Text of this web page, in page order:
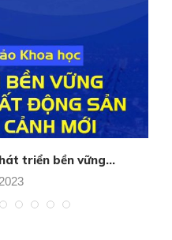
triển bền vững...